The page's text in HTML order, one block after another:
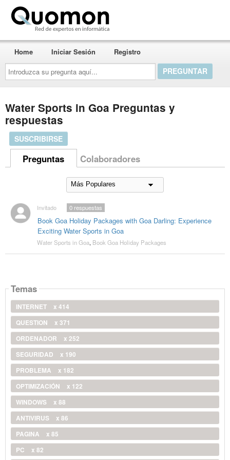
Introduzca
su
pregunta
aquí...
Home Iniciar Sesión Registro
Water Sports in Goa Preguntas y
respuestas
SUSCRIBIRSE
Preguntas Colaboradores
Invitado
Book Goa Holiday Packages with Goa Darling: Experience
Exciting Water Sports in Goa
0respuestas
Water Sports in Goa, Book Goa Holiday Packages
Temas
INTERNET
x 414
QUESTION
x 371
ORDENADOR
x 252
SEGURIDAD
x 190
PROBLEMA
x 182
OPTIMIZACIÓN
x 122
WINDOWS
x 88
ANTIVIRUS
x 86
PAGINA
x 85
PC
x 82